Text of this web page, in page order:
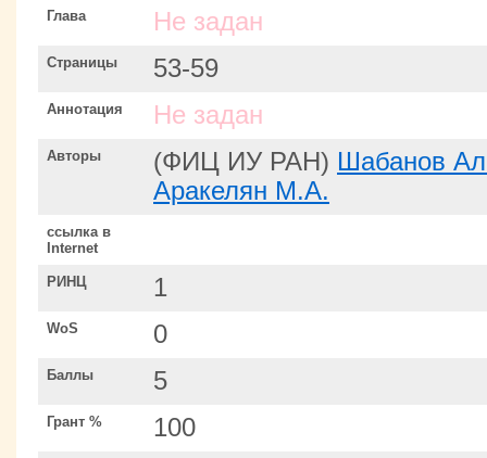
Глава Не задан
Страницы 53-59
Аннотация Не задан
Авторы (ФИЦ ИУ РАН) Шабанов
Аракелян М.А.
ссылка в
Internet
РИНЦ 1
WoS 0
Баллы 5
Грант % 100